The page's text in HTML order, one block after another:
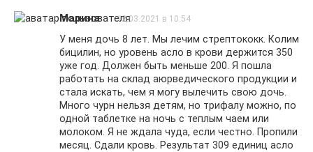
Марина 12.03.2021 в 10:54
У меня дочь 8 лет. Мы лечим стрептококк. Колим
бицилин, но уровень асло в крови держится 350
уже год. Должен быть меньше 200. Я пошла
работать на склад аюрведического продукции и
стала искать, чем я могу вылечить свою дочь.
Много чурн нельзя детям, но трифалу можно, по
одной таблетке на ночь с теплым чаем или
молоком. Я не ждала чуда, если честно. Пропили
месяц. Сдали кровь. Результат 309 единиц асло